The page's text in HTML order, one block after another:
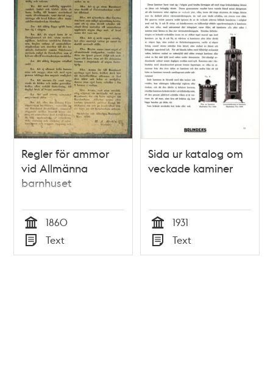
Regler för ammor
vid Allmänna
barnhuset
Tid
1860
Typ
Text
Sida ur katalog om
veckade kaminer
Tid
1931
Typ
Text